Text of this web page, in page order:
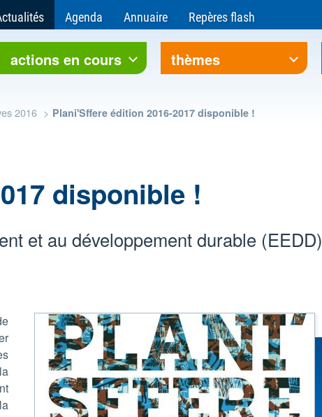
et le développement soutenable
Franche-Comté
actions en cours thèmes
Agenda Annuaire Repères flash
2016 Plani'Sffere édition 2016-2017 disponible !
disponible !
et au développement durable (EEDD)